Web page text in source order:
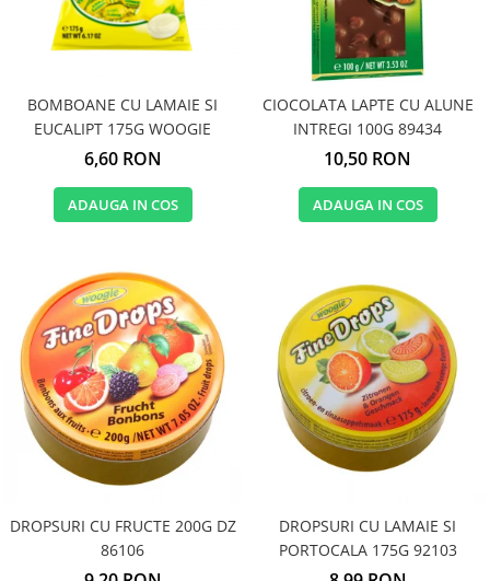
BOMBOANE CU LAMAIE SI
EUCALIPT 175G WOOGIE
6,60 RON
ADAUGA IN COS
CIOCOLATA LAPTE CU ALUNE
INTREGI 100G 89434
10,50 RON
ADAUGA IN COS
DROPSURI CU FRUCTE 200G DZ
86106
DROPSURI CU LAMAIE SI
PORTOCALA 175G 92103